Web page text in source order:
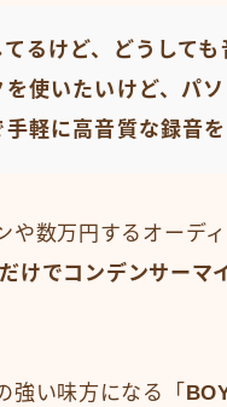
てるけど、どうして
を使いたいけど、パ
手軽に高音質な録音を
や数万円するオーデ
けでコンデンサーマ
強い味方になる「